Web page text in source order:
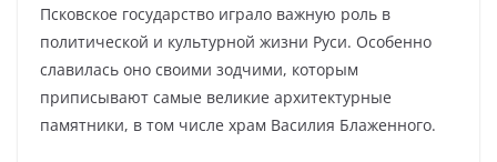
Псковское государство играло важную роль в
политической и культурной жизни Руси. Особенно
славилась оно своими зодчими, которым
приписывают самые великие архитектурные
памятники, в том числе храм Василия Блаженного.